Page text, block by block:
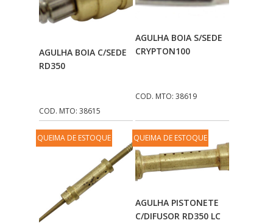
Adicionar Ao
AGULHA BOIA C/SEDE
RD350
COD. MTO: 38615
Adicionar Ao
Carrinho
AGULHA BOIA S/SEDE
CRYPTON100
COD. MTO: 38619
QUEIMA DE ESTOQUE
Adicionar Ao
Carrinho
QUEIMA DE ESTOQUE
AGULHA PISTONETE
C/DIFUSOR RD350 LC